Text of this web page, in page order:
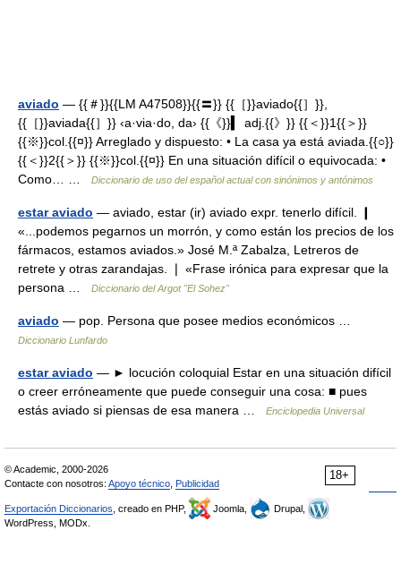
aviado — {{＃}}{{LM A47508}}{{〓}} {{［}}aviado{{］}},
{{［}}aviada{{］}} ‹a·via·do, da› {{《}}▍ adj.{{》}} {{＜}}1{{＞}}
{{※}}col.{{¤}} Arreglado y dispuesto: • La casa ya está aviada.{{○}}
{{＜}}2{{＞}} {{※}}col.{{¤}} En una situación difícil o equivocada: •
Como… …
Diccionario de uso del español actual con sinónimos y antónimos
estar aviado — aviado, estar (ir) aviado expr. tenerlo difícil. ❙
«...podemos pegarnos un morrón, y como están los precios de los
fármacos, estamos aviados.» José M.ª Zabalza, Letreros de
retrete y otras zarandajas. ❘ «Frase irónica para expresar que la
persona …
Diccionario del Argot "El Sohez"
aviado — pop. Persona que posee medios económicos …
Diccionario Lunfardo
estar aviado — ► locución coloquial Estar en una situación difícil
o creer erróneamente que puede conseguir una cosa: ■ pues
estás aviado si piensas de esa manera …
Enciclopedia Universal
18+
© Academic, 2000-2026
Contacte con nosotros: Apoyo técnico Publicidad
Exportación Diccionarios , creado en PHP, Joomla,
Drupal,
WordPress, MODx.